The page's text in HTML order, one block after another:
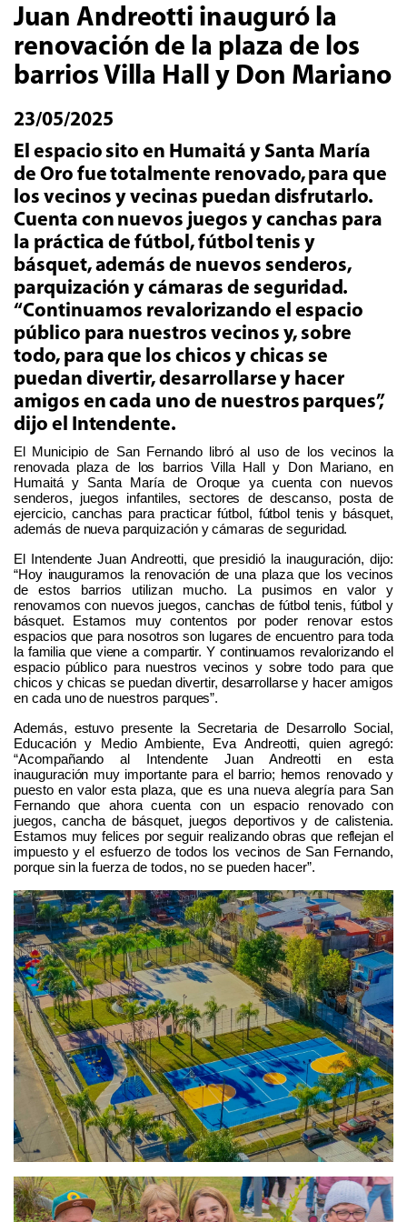
Juan Andreotti inauguró la
renovación de la plaza de los
barrios Villa Hall y Don Mariano
23/05/2025
El espacio sito en Humaitá y Santa María
de Oro fue totalmente renovado, para que
los vecinos y vecinas puedan disfrutarlo.
Cuenta con nuevos juegos y canchas para
la práctica de fútbol, fútbol tenis y
básquet, además de nuevos senderos,
parquización y cámaras de seguridad.
“Continuamos revalorizando el espacio
público para nuestros vecinos y, sobre
todo, para que los chicos y chicas se
puedan divertir, desarrollarse y hacer
amigos en cada uno de nuestros parques”,
dijo el Intendente.
El Municipio de San Fernando libró al uso de los vecinos la
renovada plaza de los barrios Villa Hall y Don Mariano, en
Humaitá y Santa María de Oroque ya cuenta con nuevos
senderos, juegos infantiles, sectores de descanso, posta de
ejercicio, canchas para practicar fútbol, fútbol tenis y básquet,
además de nueva parquizaciónycámaras de seguridad.
El Intendente Juan Andreotti, que presidió la inauguración, dijo:
“Hoy inauguramos la renovación de una plaza que los vecinos
de estos barrios utilizan mucho. La pusimos en valor y
renovamos con nuevos juegos, canchas de fútbol tenis, fútbol y
básquet. Estamos muy contentos por poder renovar estos
espacios que para nosotros son lugares de encuentro para toda
la familia que viene a compartir. Y continuamos revalorizando el
espacio público para nuestros vecinos y sobre todo para que
chicos y chicas se puedan divertir, desarrollarse y hacer amigos
en cada uno de nuestros parques”.
Además, estuvo presente la Secretaria de Desarrollo Social,
Educación y Medio Ambiente, Eva Andreotti, quien agregó:
“Acompañando al Intendente Juan Andreotti en esta
inauguración muy importante para el barrio; hemos renovado y
puesto en valor esta plaza, que es una nueva alegría para San
Fernando que ahora cuenta con un espacio renovado con
juegos, cancha de básquet, juegos deportivos y de calistenia.
Estamos muy felices por seguir realizando obras que reflejan el
impuesto y el esfuerzo de todos los vecinos de San Fernando,
porque sin la fuerza de todos, no se pueden hacer”.